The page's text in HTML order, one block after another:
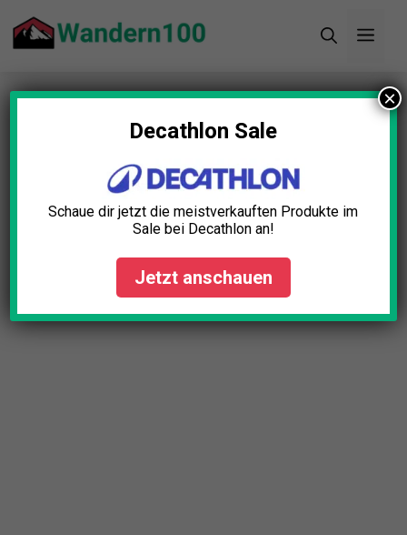
Inhalt
Startseite»Blog»11+ tolle Wander Amazon
Prime Day Angebote (2024)
11+ tolle Wander Amazon
Prime Day Angebote (2024)
April 23, 2025
Decathlon Sale
Schaue dir jetzt die meistverkauften Produkte im
Sale bei Decathlon an!
Jetzt anschauen
×